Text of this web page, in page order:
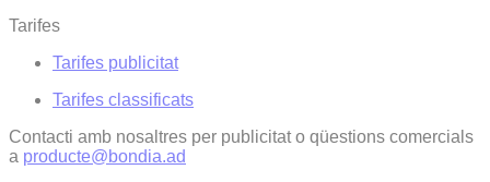
Tarifes
Tarifes publicitat
Tarifes classificats
Contacti amb nosaltres per publicitat o qüestions comercials
a producte@bondia.ad